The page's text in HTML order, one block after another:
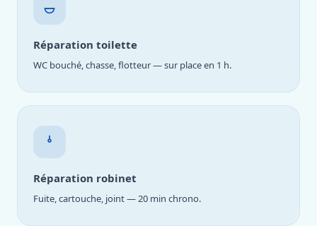
Réparation toilette
WC bouché, chasse, flotteur — sur place en 1 h.
Réparation robinet
Fuite, cartouche, joint — 20 min chrono.